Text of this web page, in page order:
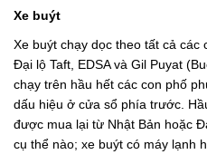
Xe buýt
Xe buýt chạy dọc theo tất cả
Đại lộ Taft, EDSA và Gil Puyat
chạy trên hầu hết các con phố
dấu hiệu ở cửa sổ phía trước.
được mua lại từ Nhật Bản hoặc
cụ thể nào; xe buýt có máy lạnh